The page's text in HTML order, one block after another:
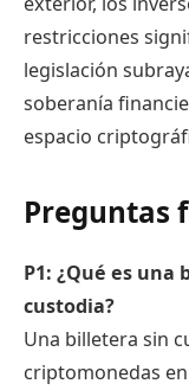
restricciones
legislación
soberanía
espacio
Preguntas
P1: ¿Qué es
custodia?
Una billetera sin
criptomonedas